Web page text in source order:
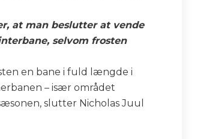
at man beslutter at vende
selvom frosten
en bane i fuld længde i
– især området
slutter Nicholas Juul